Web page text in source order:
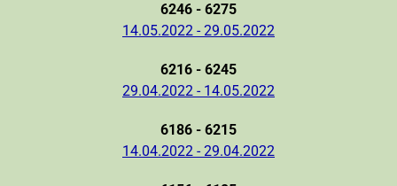
6246 - 6275
14.05.2022 - 29.05.2022
6216 - 6245
29.04.2022 - 14.05.2022
6186 - 6215
14.04.2022 - 29.04.2022